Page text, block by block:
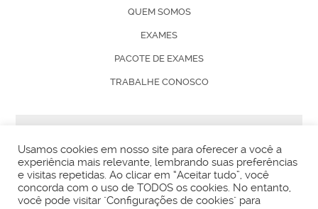
QUEM SOMOS
EXAMES
PACOTE DE EXAMES
TRABALHE CONOSCO
Usamos cookies em nosso site para oferecer a você a
experiência mais relevante, lembrando suas preferências
e visitas repetidas. Ao clicar em “Aceitar tudo”, você
concorda com o uso de TODOS os cookies. No entanto,
você pode visitar "Configurações de cookies" para